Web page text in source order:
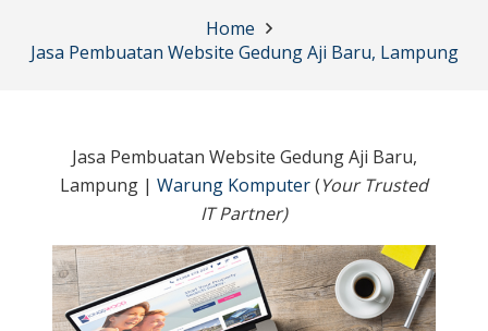
Home
Jasa Pembuatan Website Gedung Aji Baru, Lampung
Jasa Pembuatan Website Gedung Aji Baru,
Lampung | Warung Komputer(Your Trusted
IT Partner)